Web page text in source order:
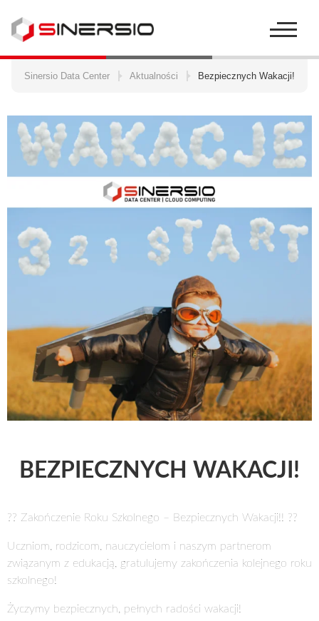
Szukaj:
Sinersio Data Center Aktualności Bezpiecznych Wakacji!
BEZPIECZNYCH WAKACJI!
?? Zakończenie Roku Szkolnego – Bezpiecznych Wakacji!! ??
Uczniom, rodzicom, nauczycielom i naszym partnerom
związanym z edukacją, gratulujemy zakończenia kolejnego roku
szkolnego!
Życzymy bezpiecznych, pełnych radości wakacji!